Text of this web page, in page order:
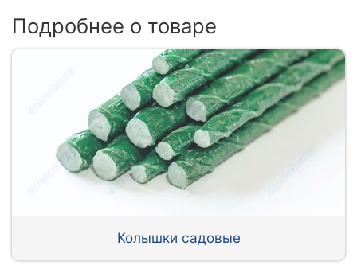
Подробнее о товаре
Колышки садовые